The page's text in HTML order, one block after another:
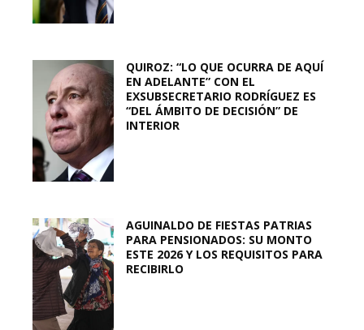
QUIROZ: “LO QUE OCURRA DE AQUÍ
EN ADELANTE” CON EL
EXSUBSECRETARIO RODRÍGUEZ ES
“DEL ÁMBITO DE DECISIÓN” DE
INTERIOR
AGUINALDO DE FIESTAS PATRIAS
PARA PENSIONADOS: SU MONTO
ESTE 2026 Y LOS REQUISITOS PARA
RECIBIRLO